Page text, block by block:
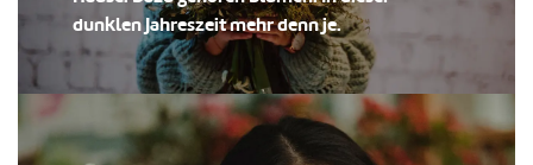
dunklen Jahreszeit mehr denn je.